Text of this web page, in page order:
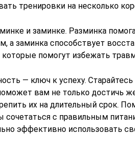
тренировки на несколько
и заминке. Разминка
а заминка способствует
помогут избежать
— ключ к успеху.
вам не только достичь
их на длительный срок.
сочетаться с правильным
эффективно использовать